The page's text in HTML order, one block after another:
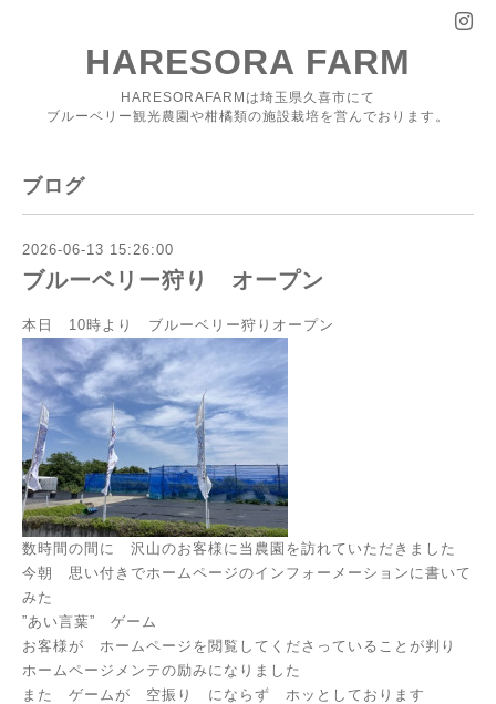
HARESORA FARM
HARESORAFARMは埼玉県久喜市にて
ブルーベリー観光農園や柑橘類の施設栽培を営んでおります。
ブログ
2026-06-13 15:26:00
ブルーベリー狩り オープン
本日 10時より ブルーベリー狩りオープン
数時間の間に 沢山のお客様に当農園を訪れていただきました
今朝 思い付きでホームページのインフォーメーションに書いて
みた
”あい言葉” ゲーム
お客様が ホームページを閲覧してくださっていることが判り
ホームページメンテの励みになりました
また ゲームが 空振り にならず ホッとしております